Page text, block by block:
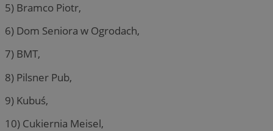
5) Bramco Piotr,
6) Dom Seniora w Ogrodach,
7) BMT,
8) Pilsner Pub,
9) Kubuś,
10) Cukiernia Meisel,